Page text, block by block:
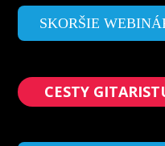
SKORŠIE
CESTY